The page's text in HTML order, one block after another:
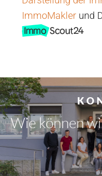
ImmoMaklerund
Wie können